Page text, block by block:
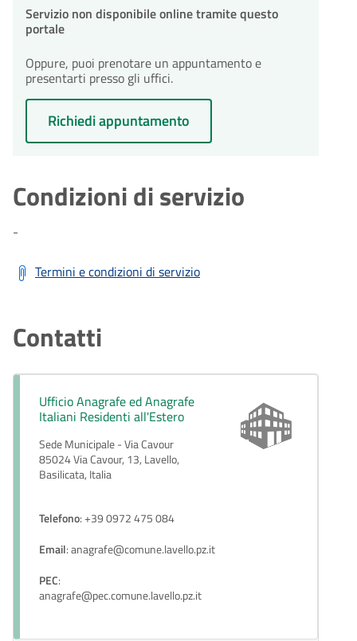
Servizio non disponibile online tramite questo
portale
Oppure, puoi prenotare un appuntamento e
presentarti presso gli uffici.
Richiedi appuntamento
Condizioni di servizio
-
Termini e condizioni di servizio
Contatti
Ufficio Anagrafe ed Anagrafe
Italiani Residenti all'Estero
Sede Municipale - Via Cavour
85024 Via Cavour, 13, Lavello,
Basilicata, Italia
Telefono: +39 0972 475 084
Email: anagrafe@comune.lavello.pz.it
PEC:
anagrafe@pec.comune.lavello.pz.it